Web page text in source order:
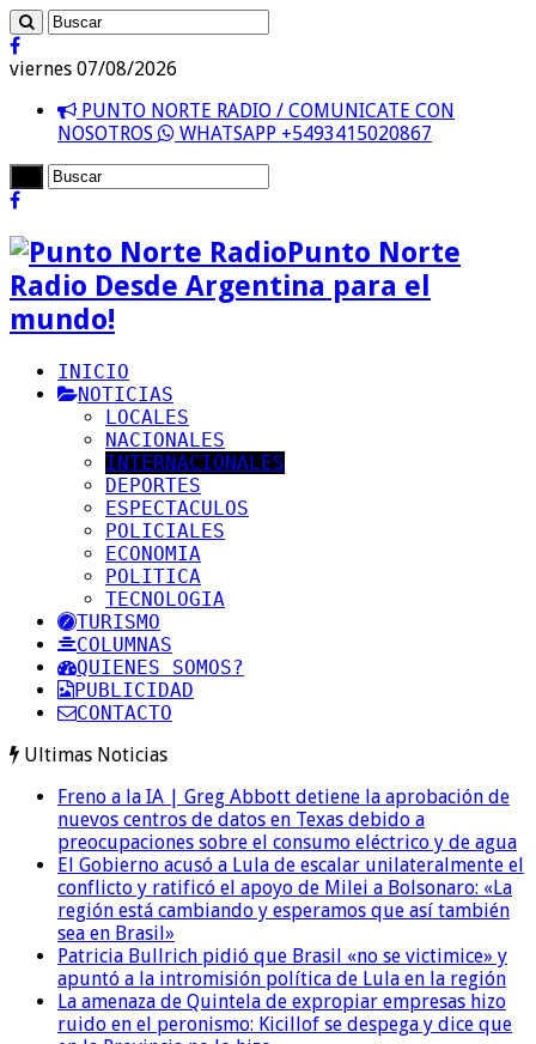
viernes 07/08/2026
PUNTO NORTE RADIO / COMUNICATE CON
NOSOTROS
WHATSAPP +5493415020867
Punto Norte
Radio Desde Argentina para el
mundo!
INICIO
NOTICIAS
LOCALES
NACIONALES
INTERNACIONALES
DEPORTES
ESPECTACULOS
POLICIALES
ECONOMIA
POLITICA
TECNOLOGIA
TURISMO
COLUMNAS
QUIENES SOMOS?
PUBLICIDAD
CONTACTO
Ultimas Noticias
Freno a la IA | Greg Abbott detiene la aprobación de
nuevos centros de datos en Texas debido a
preocupaciones sobre el consumo eléctrico y de agua
El Gobierno acusó a Lula de escalar unilateralmente el
conflicto y ratificó el apoyo de Milei a Bolsonaro: «La
región está cambiando y esperamos que así también
sea en Brasil»
Patricia Bullrich pidió que Brasil «no se victimice» y
apuntó a la intromisión política de Lula en la región
La amenaza de Quintela de expropiar empresas hizo
ruido en el peronismo: Kicillof se despega y dice que